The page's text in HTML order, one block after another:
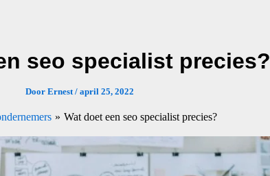
seo specialist precies?
Door Ernest/ april 25, 2022
Wat doet een seo specialist precies?